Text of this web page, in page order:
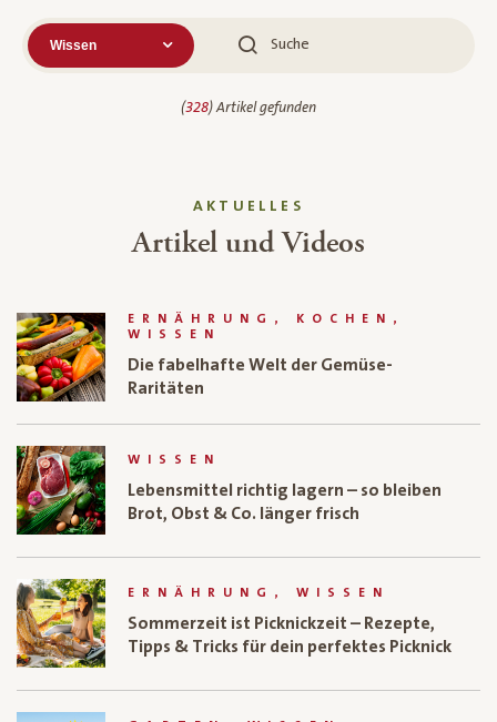
Suche
(328) Artikel gefunden
AKTUELLES
Artikel und Videos
ERNÄHRUNG, KOCHEN,
WISSEN
Die fabelhafte Welt der Gemüse-
Raritäten
WISSEN
Lebensmittel richtig lagern – so bleiben
Brot, Obst & Co. länger frisch
ERNÄHRUNG, WISSEN
Sommerzeit ist Picknickzeit – Rezepte,
Tipps & Tricks für dein perfektes Picknick